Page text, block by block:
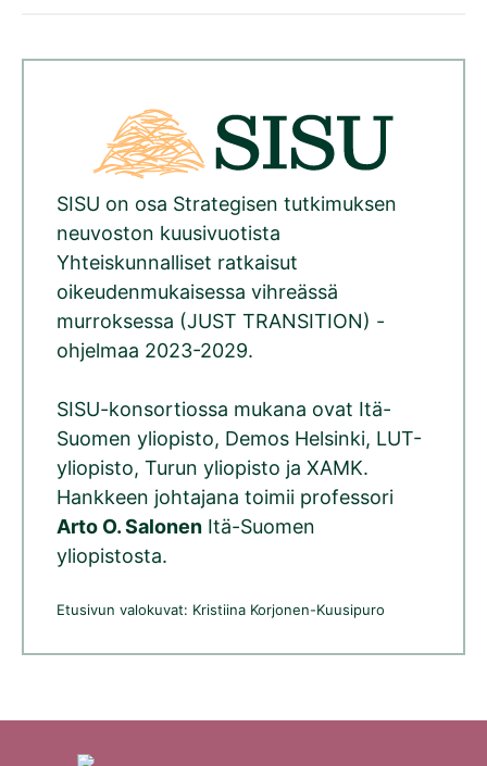
SISU on osa Strategisen tutkimuksen
neuvoston kuusivuotista
Yhteiskunnalliset ratkaisut
oikeudenmukaisessa vihreässä
murroksessa (JUST TRANSITION) -
ohjelmaa 2023-2029.
SISU-konsortiossa mukana ovat Itä-
Suomen yliopisto, Demos Helsinki, LUT-
yliopisto, Turun yliopisto ja XAMK.
Hankkeen johtajana toimii professori
Arto O. Salonen Itä-Suomen
yliopistosta.
Etusivun valokuvat: Kristiina Korjonen-Kuusipuro